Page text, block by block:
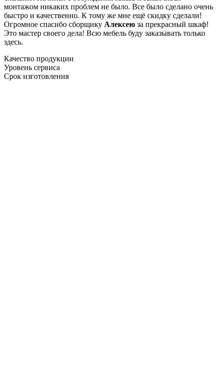
монтажом никаких проблем не было. Все было сделано очень
быстро и качественно. К тому же мне ещё скидку сделали!
Огромное спасибо сборщику Алексею за прекрасный шкаф!
Это мастер своего дела! Всю мебель буду заказывать только
здесь.
Качество продукции
Уровень сервиса
Срок изготовления